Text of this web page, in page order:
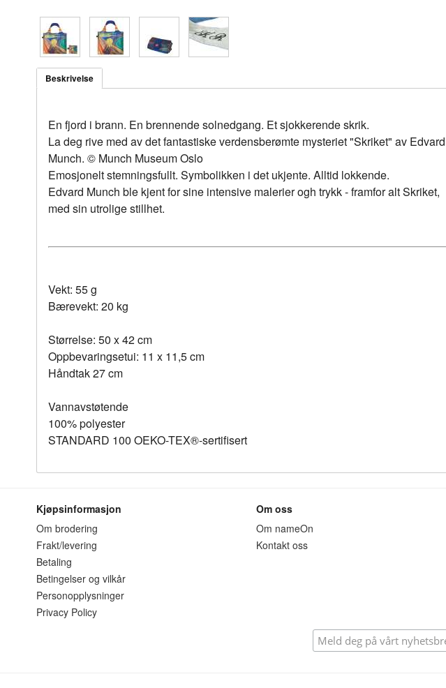
Beskrivelse
En fjord i brann. En brennende solnedgang. Et sjokkerende skrik.
La deg rive med av det fantastiske verdensberømte mysteriet "Skriket" av Edvard
Munch. © Munch Museum Oslo
Emosjonelt stemningsfullt. Symbolikken i det ukjente. Alltid lokkende.
Edvard Munch ble kjent for sine intensive malerier ogh trykk - framfor alt Skriket,
med sin utrolige stillhet.
Vekt: 55 g
Bærevekt: 20 kg
Størrelse: 50 x 42 cm
Oppbevaringsetui: 11 x 11,5 cm
Håndtak 27 cm
Vannavstøtende
100% polyester
STANDARD 100 OEKO-TEX®-sertifisert
Kjøpsinformasjon
Om brodering
Frakt/levering
Betaling
Betingelser og vilkår
Personopplysninger
Privacy Policy
Om oss
Om nameOn
Kontakt oss